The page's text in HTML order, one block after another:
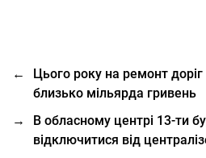
←
Цього року на ремонт
близько мільярда гривень
→
В обласному центрі 13-ти
відключитися від